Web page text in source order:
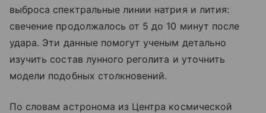
выброса спектральные линии натрия и лития:
свечение продолжалось от 5 до 10 минут после
удара. Эти данные помогут ученым детально
изучить состав лунного реголита и уточнить
модели подобных столкновений.
По словам астронома из Центра космической